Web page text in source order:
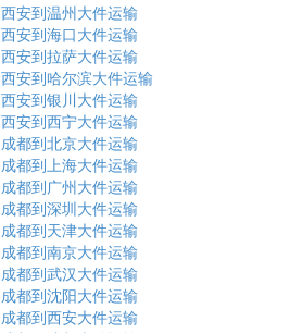
西安到温州大件运输
西安到海口大件运输
西安到拉萨大件运输
西安到哈尔滨大件运输
西安到银川大件运输
西安到西宁大件运输
成都到北京大件运输
成都到上海大件运输
成都到广州大件运输
成都到深圳大件运输
成都到天津大件运输
成都到南京大件运输
成都到武汉大件运输
成都到沈阳大件运输
成都到西安大件运输